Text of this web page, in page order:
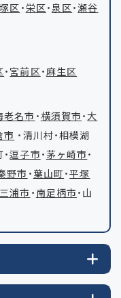
区・栄区・泉区・瀬谷
・ 宮前区・麻生区
老名市 ・横須賀市 ・大
市 ・清川村・相模湖
逗子市 ・茅ヶ崎市 ・
野市 ・ 葉山町 ・平塚
三浦市 ・ 南足柄市 ・山